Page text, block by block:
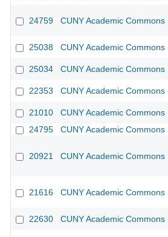
24759 CUNY Academic Commons
25038 CUNY Academic Commons
25034 CUNY Academic Commons
22353
CUNY Academic Commons
21010 CUNY Academic Commons
24795
CUNY Academic Commons
20921 CUNY Academic Commons
21616 CUNY Academic Commons
22630 CUNY Academic Commons